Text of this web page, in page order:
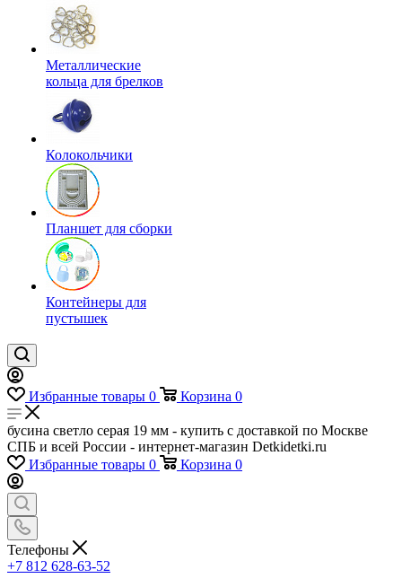
Металлические
кольца для брелков
Колокольчики
Планшет для сборки
Контейнеры для
пустышек
Избранные товары 0 Корзина 0
бусина светло серая 19 мм - купить с доставкой по Москве
СПБ и всей России - интернет-магазин Detkidetki.ru
Избранные товары 0 Корзина 0
Телефоны
+7 812 628-63-52